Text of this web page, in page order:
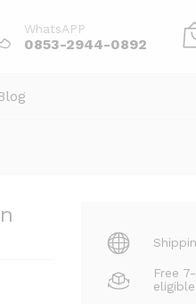
WhatsAPP
0853-2944-0892
Free